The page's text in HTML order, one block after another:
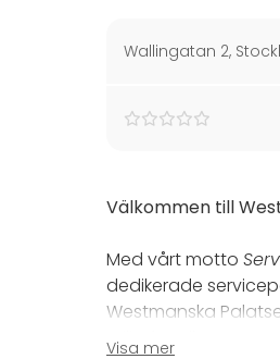
Wallingatan 2,
Välkommen till
Med vårt motto
dedikerade
Westmanska
miljö för alla typer av
Visa mer